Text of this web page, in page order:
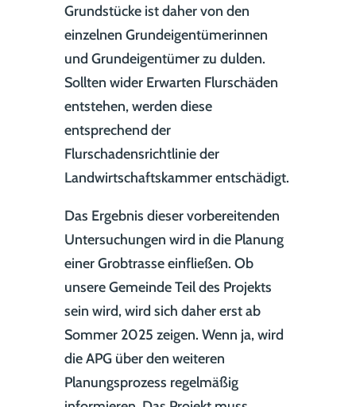
Grundstücke ist daher von den
einzelnen Grundeigentümerinnen
und Grundeigentümer zu dulden.
Sollten wider Erwarten Flurschäden
entstehen, werden diese
entsprechend der
Flurschadensrichtlinie der
Landwirtschaftskammer entschädigt.
Das Ergebnis dieser vorbereitenden
Untersuchungen wird in die Planung
einer Grobtrasse einfließen. Ob
unsere Gemeinde Teil des Projekts
sein wird, wird sich daher erst ab
Sommer 2025 zeigen. Wenn ja, wird
die APG über den weiteren
Planungsprozess regelmäßig